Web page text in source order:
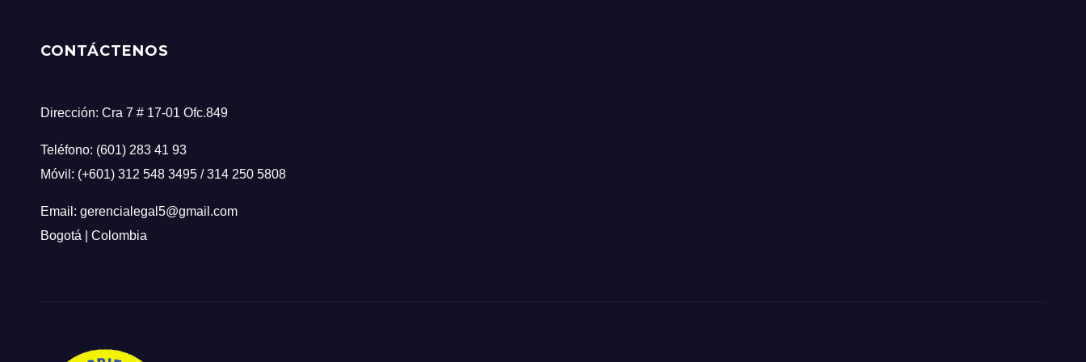
CONTÁCTENOS
Dirección: Cra 7 # 17-01 Ofc.849
Teléfono: (601) 283 41 93
Móvil: (+601) 312 548 3495 / 314 250 5808
Email: gerencialegal5@gmail.com
Bogotá | Colombia